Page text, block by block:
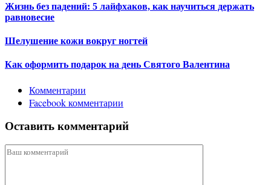
Жизнь без падений: 5 лайфхаков, как научиться держать
равновесие
Шелушение кожи вокруг ногтей
Как оформить подарок на день Святого Валентина
Комментарии
Facebook комментарии
Оставить комментарий